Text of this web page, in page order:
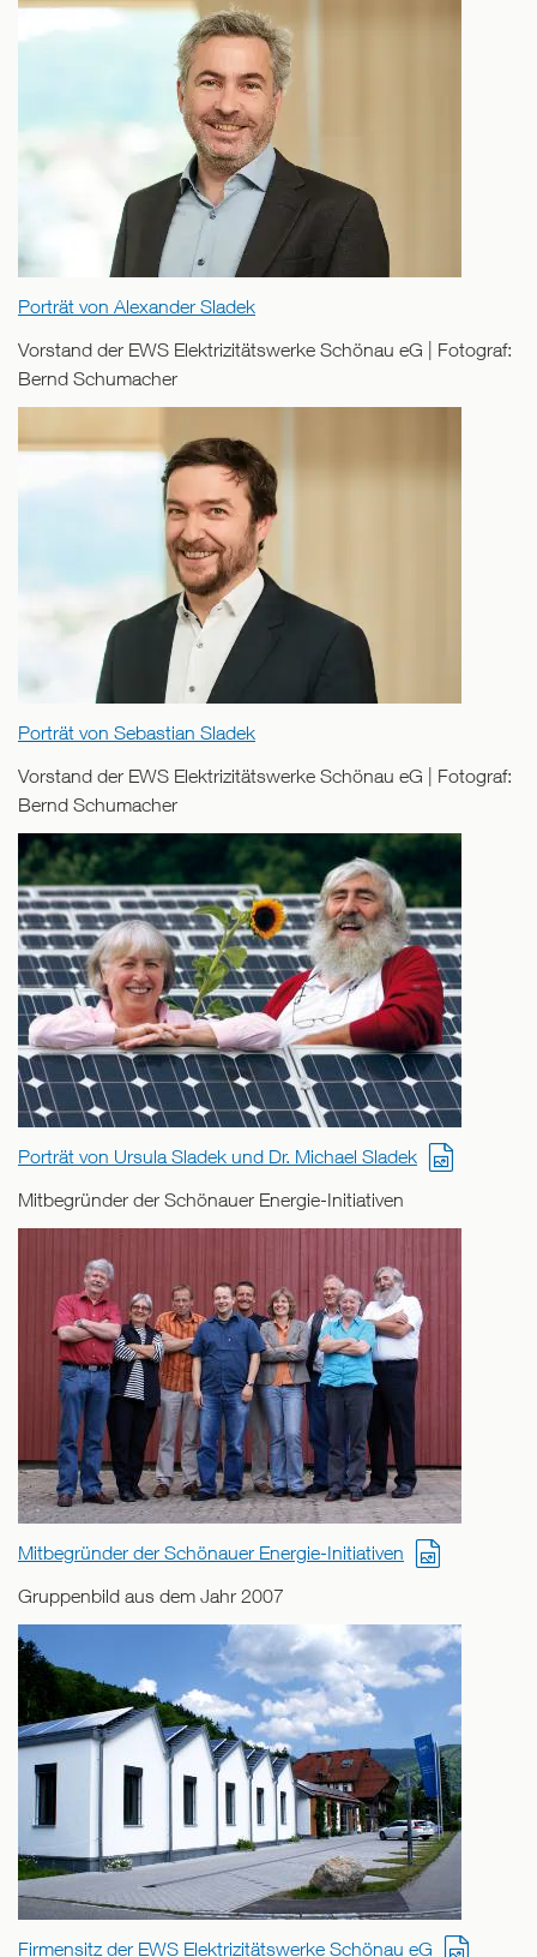
Porträt von Alexander Sladek
Vorstand der EWS Elektrizitätswerke Schönau eG | Fotograf:
Bernd Schumacher
Porträt von Sebastian Sladek
Vorstand der EWS Elektrizitätswerke Schönau eG | Fotograf:
Bernd Schumacher
Porträt von Ursula Sladek und Dr. Michael Sladek
Mitbegründer der Schönauer Energie-Initiativen
Mitbegründer der Schönauer Energie-Initiativen
Gruppenbild aus dem Jahr 2007
Firmensitz der EWS Elektrizitätswerke Schönau eG